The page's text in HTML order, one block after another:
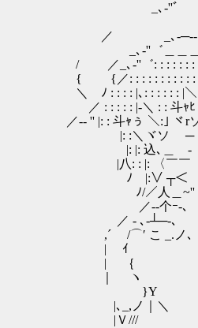
_､‐''゛￣￣
丶
／ _､-
_､‐''゛＿＿＿＿
/ ／_､‐''゛: : : : :
{ {／: : : : : : : : : : : : :
＼ ﾉ : : : : |､: : : : : : |＼ﾄ
／ : : : : : |-＼ : : 斗
／-‐ '' |: : 斗ｬぅ ＼:｣ ヾrソ
|: :＼ヾ
|: |: 込､＿ - ^ ／|
|八: : |: 〈￣￣ |:
ﾉ |:∨ ┬＜￣￣
ﾉ/／人＿
／-‐个ｰ-､ ∨.:|ﾉv
／ ‐ ､‐┴─-､
,´ /⌒′ こ _.
| ｲ ｀`～､、 ＼
| ｛ 丶 ＼ Λ
｜ ヽ |
}Υ ／
|､_,ノ｜
|Ｖ///